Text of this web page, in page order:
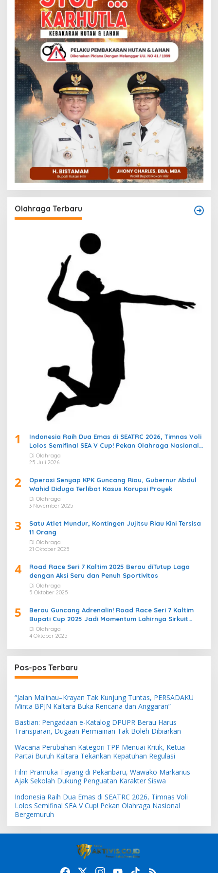
Olahraga Terbaru
1
Indonesia Raih Dua Emas di SEATRC 2026, Timnas Voli
Lolos Semifinal SEA V Cup! Pekan Olahraga Nasional
Bergemuruh
Di Olahraga
25 Juli 2026
2
Operasi Senyap KPK Guncang Riau, Gubernur Abdul
Wahid Diduga Terlibat Kasus Korupsi Proyek
Di Olahraga
3 November 2025
3
Satu Atlet Mundur, Kontingen Jujitsu Riau Kini Tersisa
11 Orang
Di Olahraga
21 Oktober 2025
4
Road Race Seri 7 Kaltim 2025 Berau diTutup Laga
dengan Aksi Seru dan Penuh Sportivitas
Di Olahraga
5 Oktober 2025
5
Berau Guncang Adrenalin! Road Race Seri 7 Kaltim
Bupati Cup 2025 Jadi Momentum Lahirnya Sirkuit
Permanen 2026
Di Olahraga
4 Oktober 2025
Pos-pos Terbaru
“Jalan Malinau–Krayan Tak Kunjung Tuntas, PERSADAKU
Minta BPJN Kaltara Buka Rencana dan Anggaran”
Bastian: Pengadaan e-Katalog DPUPR Berau Harus
Transparan, Dugaan Permainan Tak Boleh Dibiarkan
Wacana Perubahan Kategori TPP Menuai Kritik, Ketua
Partai Buruh Kaltara Tekankan Kepatuhan Regulasi
Film Pramuka Tayang di Pekanbaru, Wawako Markarius
Ajak Sekolah Dukung Penguatan Karakter Siswa
Indonesia Raih Dua Emas di SEATRC 2026, Timnas Voli
Lolos Semifinal SEA V Cup! Pekan Olahraga Nasional
Bergemuruh